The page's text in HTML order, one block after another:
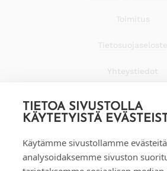
TIETOA SIVUSTOLLA
KÄYTETYISTÄ
Käytämme sivustollamme
analysoidaksemme sivuston
Toimitus
Tietosuojaseloste
Yhteystiedot